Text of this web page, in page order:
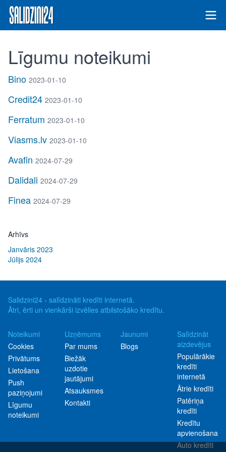
Līgumu noteikumi
Bino 2023-01-10
Credit24 2023-01-10
Ferratum 2023-01-10
Viasms.lv 2023-01-10
Avafin 2024-07-29
Dalidali 2024-07-29
Finea 2024-07-29
Arhīvs
Janvāris 2023
Jūlijs 2024
Salidzini24 - salīdzināti kredīti internetā.
Ātri, ērti un vienkārši izvēlies atbilstošāko kredītu.
Noteikumi
Cookies
Privātums
Lietošana
Push
paziņojumi
Līgumu
noteikumi
Uzņēmums
Par mums
Biežāk
uzdotie
jautājumi
Atsauksmes
Kontakti
Jaunumi
Blogs
Salīdzināt
aizdevējus
Populārākie
kredīti
internetā
Ātrie kredīti
Patēriņa
kredīti
Kredītu
apvienošana
Auto kredīti